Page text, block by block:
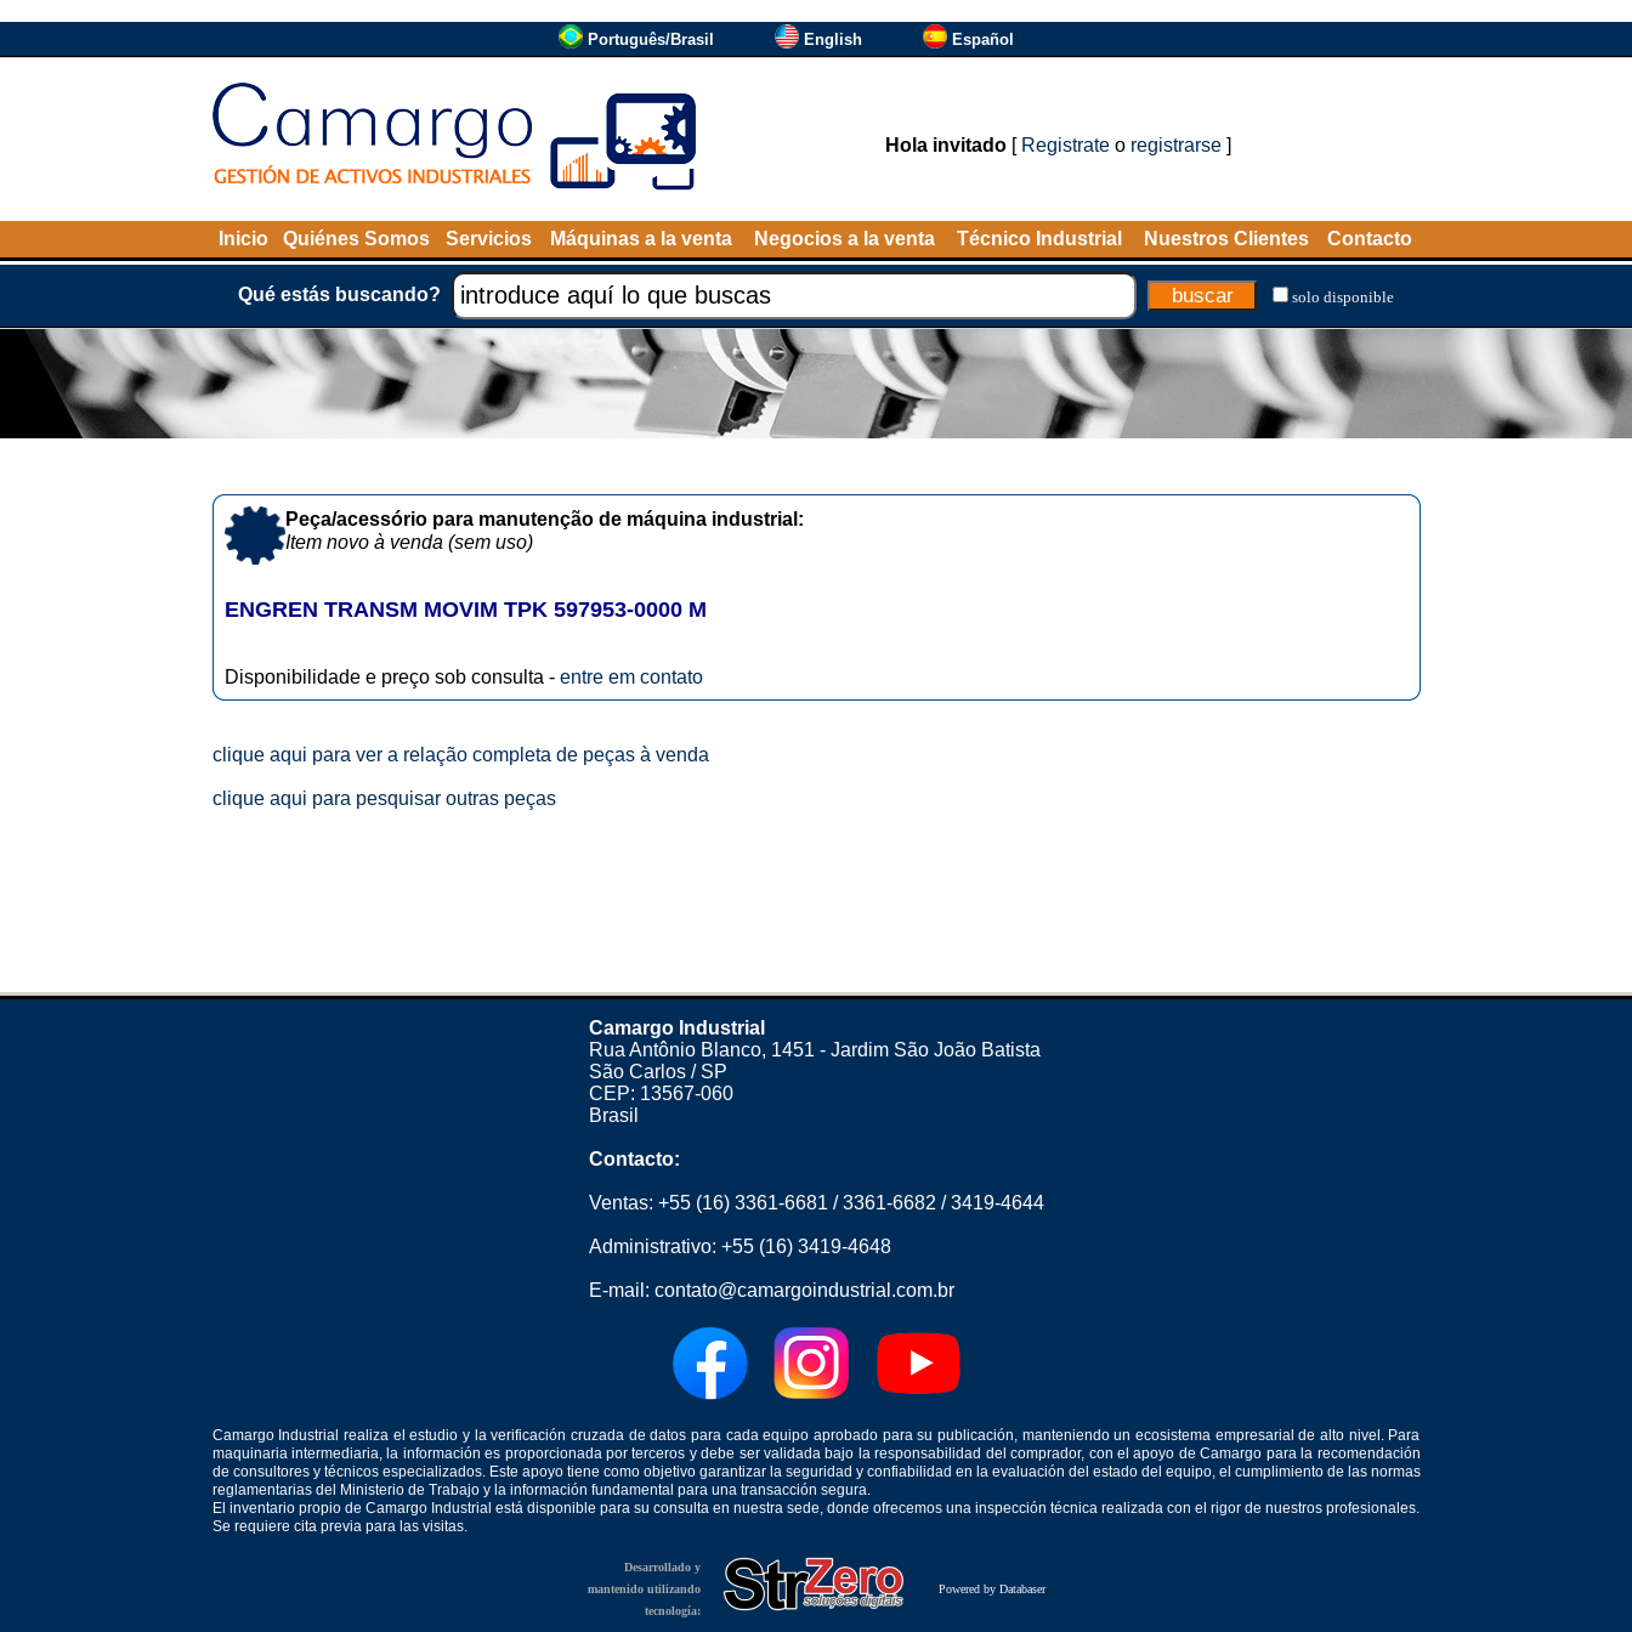
Português/Brasil English Español
Hola invitado[ Registrateo registrarse]
Inicio Quiénes Somos Servicios Máquinas a la venta Negocios a la venta Técnico Industrial Nuestros Clientes Contacto
Qué estás buscando? solo disponible
Peça/acessório para manutenção de máquina industrial:
Item novo à venda (sem uso)
ENGREN TRANSM MOVIM TPK 597953-0000 M
Disponibilidade e preço sob consulta - entre em contato
clique aqui para ver a relação completa de peças à venda
clique aqui para pesquisar outras peças
Camargo Industrial
Rua Antônio Blanco, 1451 - Jardim São João Batista
São Carlos / SP
CEP: 13567-060
Brasil
Contacto:
Ventas: +55 (16) 3361-6681 /3361-6682 /3419-4644
Administrativo: +55 (16) 3419-4648
E-mail: contato@camargoindustrial.com.br
Camargo Industrial realiza el estudio y la verificación cruzada de datos para cada equipo aprobado para su publicación, manteniendo un ecosistema empresarial de alto nivel. Para
maquinaria intermediaria, la información es proporcionada por terceros y debe ser validada bajo la responsabilidad del comprador, con el apoyo de Camargo para la recomendación
de consultores y técnicos especializados. Este apoyo tiene como objetivo garantizar la seguridad y confiabilidad en la evaluación del estado del equipo, el cumplimiento de las normas
reglamentarias del Ministerio de Trabajo y la información fundamental para una transacción segura.
El inventario propio de Camargo Industrial está disponible para su consulta en nuestra sede, donde ofrecemos una inspección técnica realizada con el rigor de nuestros profesionales.
Se requiere cita previa para las visitas.
Desarrollado y
mantenido utilizando
tecnología:
Powered by Databaser